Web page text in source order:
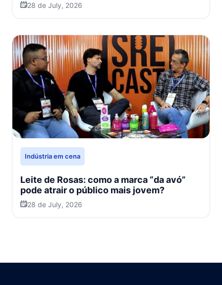
28 de July, 2026
Indústria em cena
Leite de Rosas: como a marca “da avó”
pode atrair o público mais jovem?
28 de July, 2026